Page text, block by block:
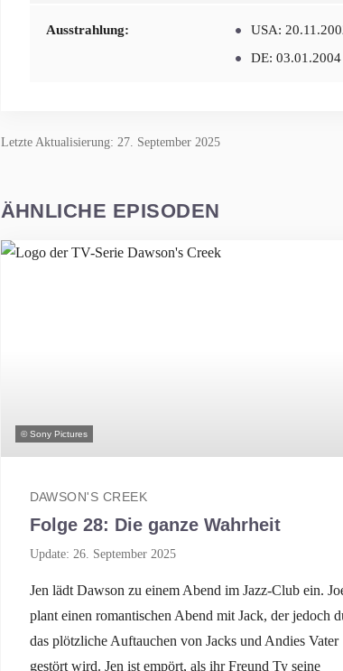
Ausstrahlung:
USA:
DE:
Letzte Aktualisierung: 27. September 2025
ÄHNLICHE EPISODEN
© Sony Pictures
DAWSON'S CREEK
Folge 28: Die ganze Wahrheit
Update: 26. September 2025
Jen lädt Dawson zu einem Abend im Jazz-Club ein.
plant einen romantischen Abend mit Jack, der jedoch
das plötzliche Auftauchen von Jacks und Andies Vater
gestört wird. Jen ist empört, als ihr Freund Ty seine